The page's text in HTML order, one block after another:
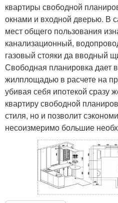
квартиры свободной
окнами и входной дверью. В
мест общего пользования
канализационный,
газовый стояки да вводный
Свободная планировка дает
жилплощадью в расчете на
убивая себя ипотекой сразу
квартиру свободной
стиля, но и позволит
несоизмеримо большие